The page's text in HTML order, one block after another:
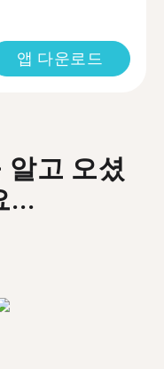
앱 다운로드
알고 오셨
...